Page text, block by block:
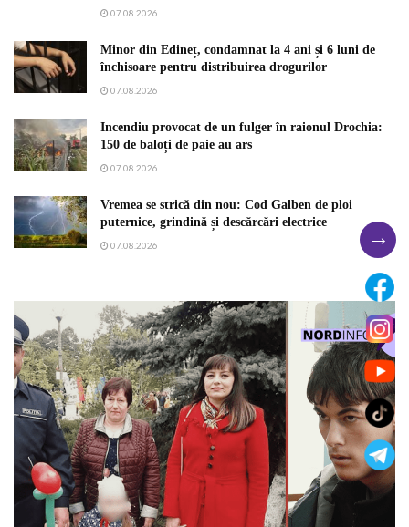
07.08.2026
Minor din Edineț, condamnat la 4 ani și 6 luni de
închisoare pentru distribuirea drogurilor
07.08.2026
Incendiu provocat de un fulger în raionul Drochia:
150 de baloți de paie au ars
07.08.2026
Vremea se strică din nou: Cod Galben de ploi
puternice, grindină și descărcări electrice
07.08.2026 →